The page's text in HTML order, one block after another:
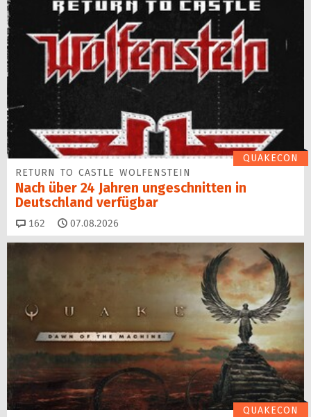
QUAKECON
RETURN TO CASTLE WOLFENSTEIN
Nach über 24 Jahren ungeschnitten in
Deutschland verfügbar
162 Kommentare
07.08.2026
QUAKECON